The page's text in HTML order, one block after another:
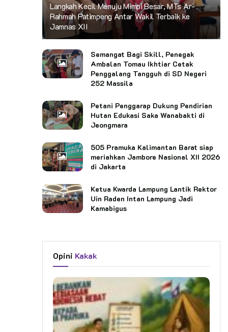
Langkah Kecil Menuju Mimpi Besar, MTs Ar-
Rahmah Patimpeng Antar Wakil Terbaik ke
Jamnas XII
Semangat Bagi Skill, Penegak
Ambalan Tomau Ikhtiar Cetak
Penggalang Tangguh di SD Negeri
252 Massila
Petani Penggarap Dukung Pendirian
Hutan Edukasi Saka Wanabakti di
Jeongmara
505 Pramuka Kalimantan Barat siap
meriahkan Jambore Nasional XII 2026
di Jakarta
Ketua Kwarda Lampung Lantik Rektor
Uin Raden Intan Lampung Jadi
Kamabigus
Opini Kakak